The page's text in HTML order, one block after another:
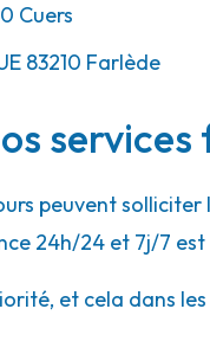
Cuers
83210 Farlède
peuvent
24h/24 et 7j/7
et cela dans